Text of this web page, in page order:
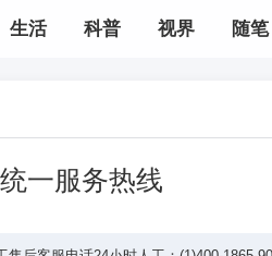
生活 科普 视界 随笔
一服务热线